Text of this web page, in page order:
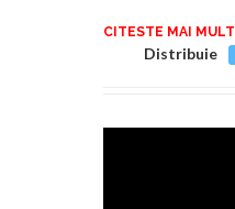
CITESTE MAI MULT
Distribuie